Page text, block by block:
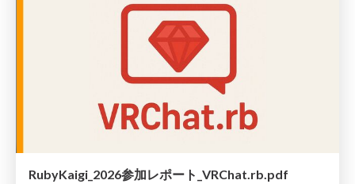
RubyKaigi_2026参加レポート_VRChat.rb.pdf